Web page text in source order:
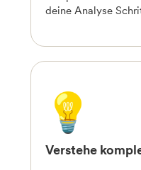
deine Analyse
Verstehe